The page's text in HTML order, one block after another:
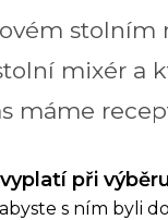
stolním
mixér a
máme
při
s ním byli